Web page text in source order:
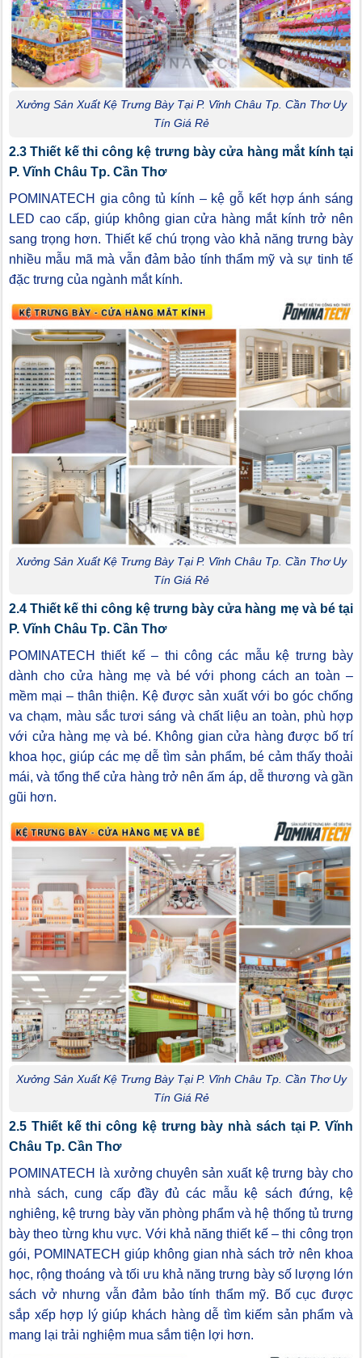
Xưởng Sản Xuất Kệ Trưng Bày Tại P. Vĩnh Châu Tp. Cần Thơ Uy
Tín Giá Rẻ
2.3 Thiết kế thi công kệ trưng bày cửa hàng mắt kính tại
P. Vĩnh Châu Tp. Cần Thơ
POMINATECH gia công tủ kính – kệ gỗ kết hợp ánh sáng
LED cao cấp, giúp không gian cửa hàng mắt kính trở nên
sang trọng hơn. Thiết kế chú trọng vào khả năng trưng bày
nhiều mẫu mã mà vẫn đảm bảo tính thẩm mỹ và sự tinh tế
đặc trưng của ngành mắt kính.
Xưởng Sản Xuất Kệ Trưng Bày Tại P. Vĩnh Châu Tp. Cần Thơ Uy
Tín Giá Rẻ
2.4 Thiết kế thi công kệ trưng bày cửa hàng mẹ và bé tại
P. Vĩnh Châu Tp. Cần Thơ
POMINATECH thiết kế – thi công các mẫu kệ trưng bày
dành cho cửa hàng mẹ và bé với phong cách an toàn –
mềm mại – thân thiện. Kệ được sản xuất với bo góc chống
va chạm, màu sắc tươi sáng và chất liệu an toàn, phù hợp
với cửa hàng mẹ và bé. Không gian cửa hàng được bố trí
khoa học, giúp các mẹ dễ tìm sản phẩm, bé cảm thấy thoải
mái, và tổng thể cửa hàng trở nên ấm áp, dễ thương và gần
gũi hơn.
Xưởng Sản Xuất Kệ Trưng Bày Tại P. Vĩnh Châu Tp. Cần Thơ Uy
Tín Giá Rẻ
2.5 Thiết kế thi công kệ trưng bày nhà sách tại P. Vĩnh
Châu Tp. Cần Thơ
POMINATECH là xưởng chuyên sản xuất kệ trưng bày cho
nhà sách, cung cấp đầy đủ các mẫu kệ sách đứng, kệ
nghiêng, kệ trưng bày văn phòng phẩm và hệ thống tủ trưng
bày theo từng khu vực. Với khả năng thiết kế – thi công trọn
gói, POMINATECH giúp không gian nhà sách trở nên khoa
học, rộng thoáng và tối ưu khả năng trưng bày số lượng lớn
sách vở nhưng vẫn đảm bảo tính thẩm mỹ. Bố cục được
sắp xếp hợp lý giúp khách hàng dễ tìm kiếm sản phẩm và
mang lại trải nghiệm mua sắm tiện lợi hơn.